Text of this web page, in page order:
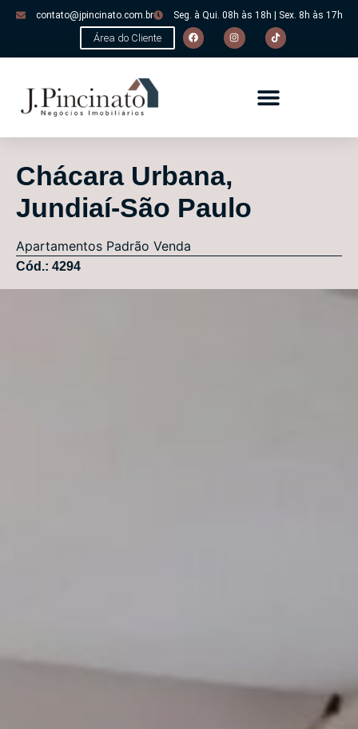
contato@jpincinato.com.br Seg. à Qui. 08h às 18h | Sex. 8h às 17h
Área do Cliente
Chácara Urbana,
Jundiaí-São Paulo
Apartamentos Padrão Venda
Cód.: 4294